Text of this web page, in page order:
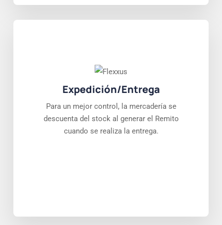
Expedición/Entrega
Para un mejor control, la mercadería se
descuenta del stock al generar el Remito
cuando se realiza la entrega.